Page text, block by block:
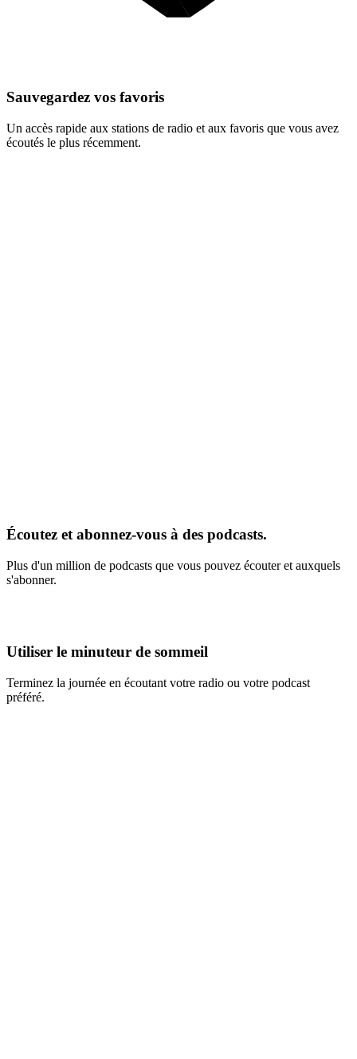
Sauvegardez vos favoris
Un accès rapide aux stations de radio et aux favoris que vous avez
écoutés le plus récemment.
Écoutez et abonnez-vous à des podcasts.
Plus d'un million de podcasts que vous pouvez écouter et auxquels
s'abonner.
Utiliser le minuteur de sommeil
Terminez la journée en écoutant votre radio ou votre podcast
préféré.